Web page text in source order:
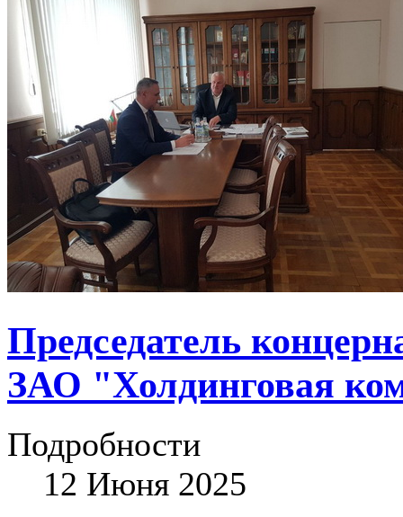
Председатель
ЗАО "Холдинговая
Подробности
12 Июня 2025